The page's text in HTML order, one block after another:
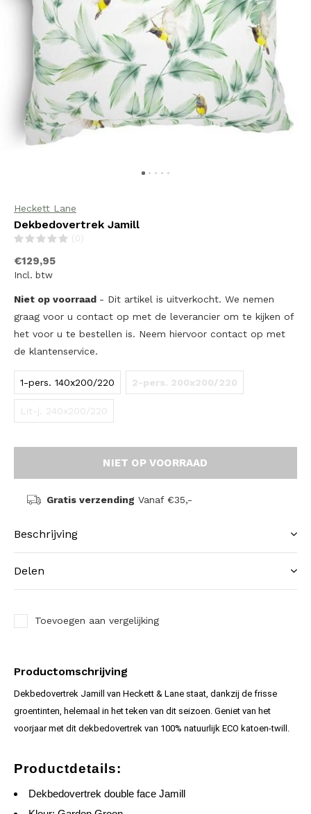
Heckett Lane
Dekbedovertrek Jamill
(0)
€129,95
Incl. btw
Niet op voorraad - Dit artikel is uitverkocht. We nemen
graag voor u contact op met de leverancier om te kijken of
het voor u te bestellen is. Neem hiervoor contact op met
de klantenservice.
1-pers. 140x200/220 2-pers. 200x200/220
Lit-j. 240x200/220
NIET OP VOORRAAD
Gratis verzending Vanaf €35,-
Beschrijving
Delen
Toevoegen aan vergelijking
Productomschrijving
Dekbedovertrek Jamill van Heckett & Lane staat, dankzij de frisse
groentinten, helemaal in het teken van dit seizoen. Geniet van het
voorjaar met dit dekbedovertrek van 100% natuurlijk ECO katoen-twill.
Productdetails:
Dekbedovertrek double face Jamill